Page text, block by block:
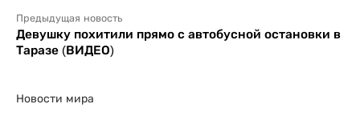
Предыдущая новость
Девушку похитили прямо с автобусной остановки в
Таразе (ВИДЕО)
Новости мира